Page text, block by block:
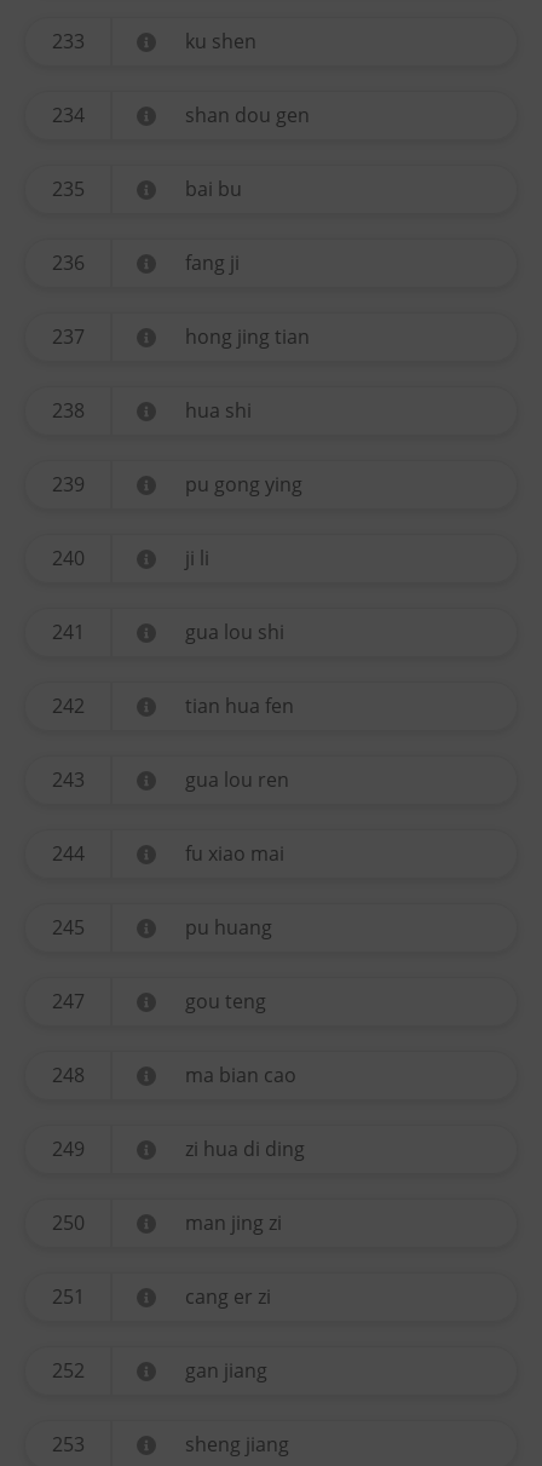
233 ku shen
234 shan dou gen
235 bai bu
236 fang ji
237 hong jing tian
238 hua shi
239 pu gong ying
240 ji li
241 gua lou shi
242 tian hua fen
243 gua lou ren
244 fu xiao mai
245 pu huang
247 gou teng
248 ma bian cao
249 zi hua di ding
250 man jing zi
251 cang er zi
252 gan jiang
253 sheng jiang